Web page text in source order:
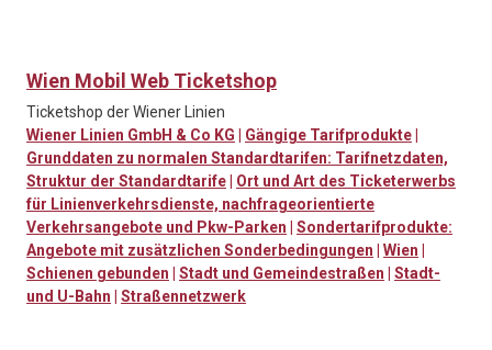
Wien Mobil Web Ticketshop
Ticketshop der Wiener Linien
Wiener Linien GmbH & Co KG
Gängige Tarifprodukte
Grunddaten zu normalen Standardtarifen: Tarifnetzdaten,
Struktur der Standardtarife
Ort und Art des Ticketerwerbs
für Linienverkehrsdienste, nachfrageorientierte
Verkehrsangebote und Pkw-Parken
Sondertarifprodukte:
Angebote mit zusätzlichen Sonderbedingungen
Wien
Schienen gebunden
Stadt und Gemeindestraßen
Stadt-
und U-Bahn
Straßennetzwerk